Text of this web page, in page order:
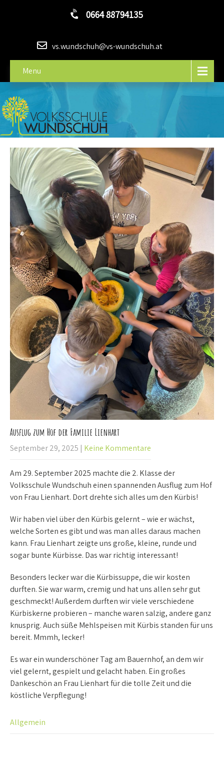
0664 88794135
vs.wundschuh@vs-wundschuh.at
Menu
Ausflug zum Hof der Familie Lienhart
September 29, 2025 | Keine Kommentare
Am 29. September 2025 machte die 2. Klasse der
Volksschule Wundschuh einen spannenden Ausflug zum Hof
von Frau Lienhart. Dort drehte sich alles um den Kürbis!
Wir haben viel über den Kürbis gelernt – wie er wächst,
welche Sorten es gibt und was man alles daraus machen
kann. Frau Lienhart zeigte uns große, kleine, runde und
sogar bunte Kürbisse. Das war richtig interessant!
Besonders lecker war die Kürbissuppe, die wir kosten
durften. Sie war warm, cremig und hat uns allen sehr gut
geschmeckt! Außerdem durften wir viele verschiedene
Kürbiskerne probieren – manche waren salzig, andere ganz
knusprig. Auch süße Mehlspeisen mit Kürbis standen für uns
bereit. Mmmh, lecker!
Es war ein wunderschöner Tag am Bauernhof, an dem wir
viel gelernt, gespielt und gelacht haben. Eingroßes
Dankeschön an Frau Lienhart für die tolle Zeit und die
köstliche Verpflegung!
Allgemein